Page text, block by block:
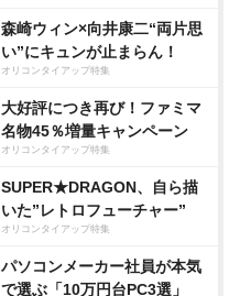
森崎ウィン×向井康二“両片思
い”にキュンが止まらん！
オリコンタイアップ特集
大好評につき再び！ファミマ
名物45％増量キャンペーン
オリコンタイアップ特集
SUPER★DRAGON、自ら描
いた”レトロフューチャー”
オリコンタイアップ特集
パソコンメーカー社員が本気
で選ぶ「10万円台PC3選」